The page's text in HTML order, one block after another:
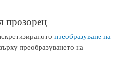
прозорец
преобразуване на
преобразуването на